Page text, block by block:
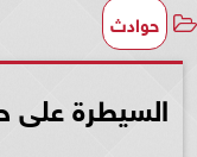
حوادث
السيطرة